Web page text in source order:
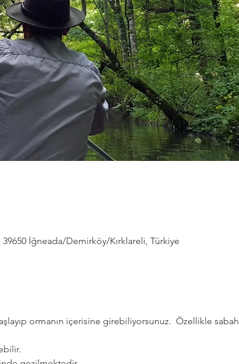
İğneada/Demirköy/Kırklareli, Türkiye
ormanın içerisine girebiliyorsunuz.  Özellikle sabah